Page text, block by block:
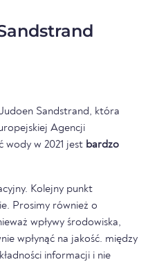
Sandstrand, która
Agencji
wody w 2021 jest bardzo
Kolejny punkt
Prosimy również o
wpływy środowiska,
wpłynąć na jakość. między
informacji i nie